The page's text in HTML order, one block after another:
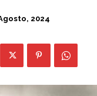
2024